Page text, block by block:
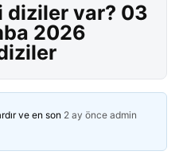
diziler var? 03
2026
ve en son 2 ay önce admin